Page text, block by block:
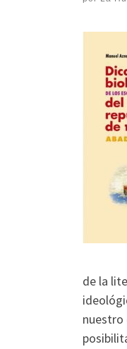
de la
nuestro